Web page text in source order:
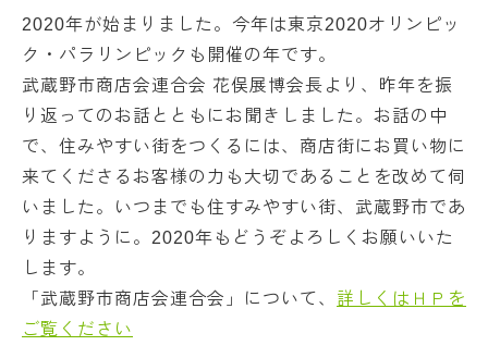
2020年が始まりました。今年は東京2020オリンピッ
ク・パラリンピックも開催の年です。
武蔵野市商店会連合会 花俣展博会長より、昨年を振
り返ってのお話とともにお聞きしました。お話の中
で、住みやすい街をつくるには、商店街にお買い物に
来てくださるお客様の力も大切であることを改めて伺
いました。いつまでも住すみやすい街、武蔵野市であ
りますように。2020年もどうぞよろしくお願いいた
します。
「武蔵野市商店会連合会」について、 詳しくはＨＰを
ご覧ください